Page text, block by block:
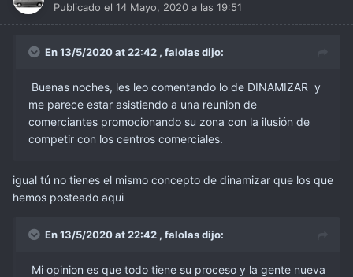
Publicado el 14 Mayo, 2020 a las 19:51
En 13/5/2020 at 22:42 , falolasdijo:
Buenas noches, les leo comentando lo de DINAMIZAR y
me parece estar asistiendo a una reunion de
comerciantes promocionando su zona con la ilusión de
competir con los centros comerciales.
igual tú no tienes el mismo concepto de dinamizar que los que
hemos posteado aqui
En 13/5/2020 at 22:42 , falolasdijo:
Mi opinion es que todo tiene su proceso y la gente nueva